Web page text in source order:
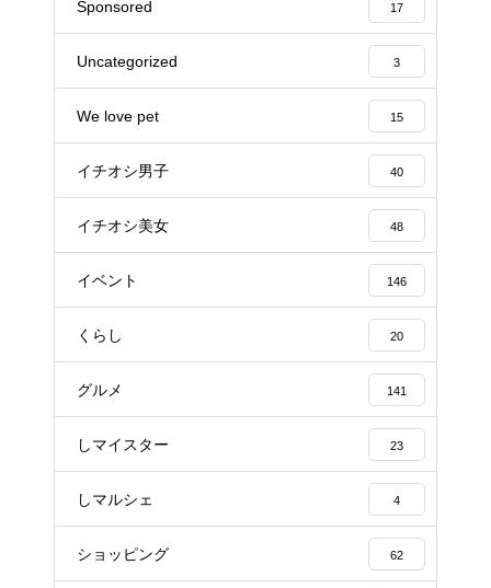
Sponsored 17
Uncategorized 3
We love pet 15
イチオシ男子 40
イチオシ美女 48
イベント 146
くらし 20
グルメ 141
しマイスター 23
しマルシェ 4
ショッピング 62